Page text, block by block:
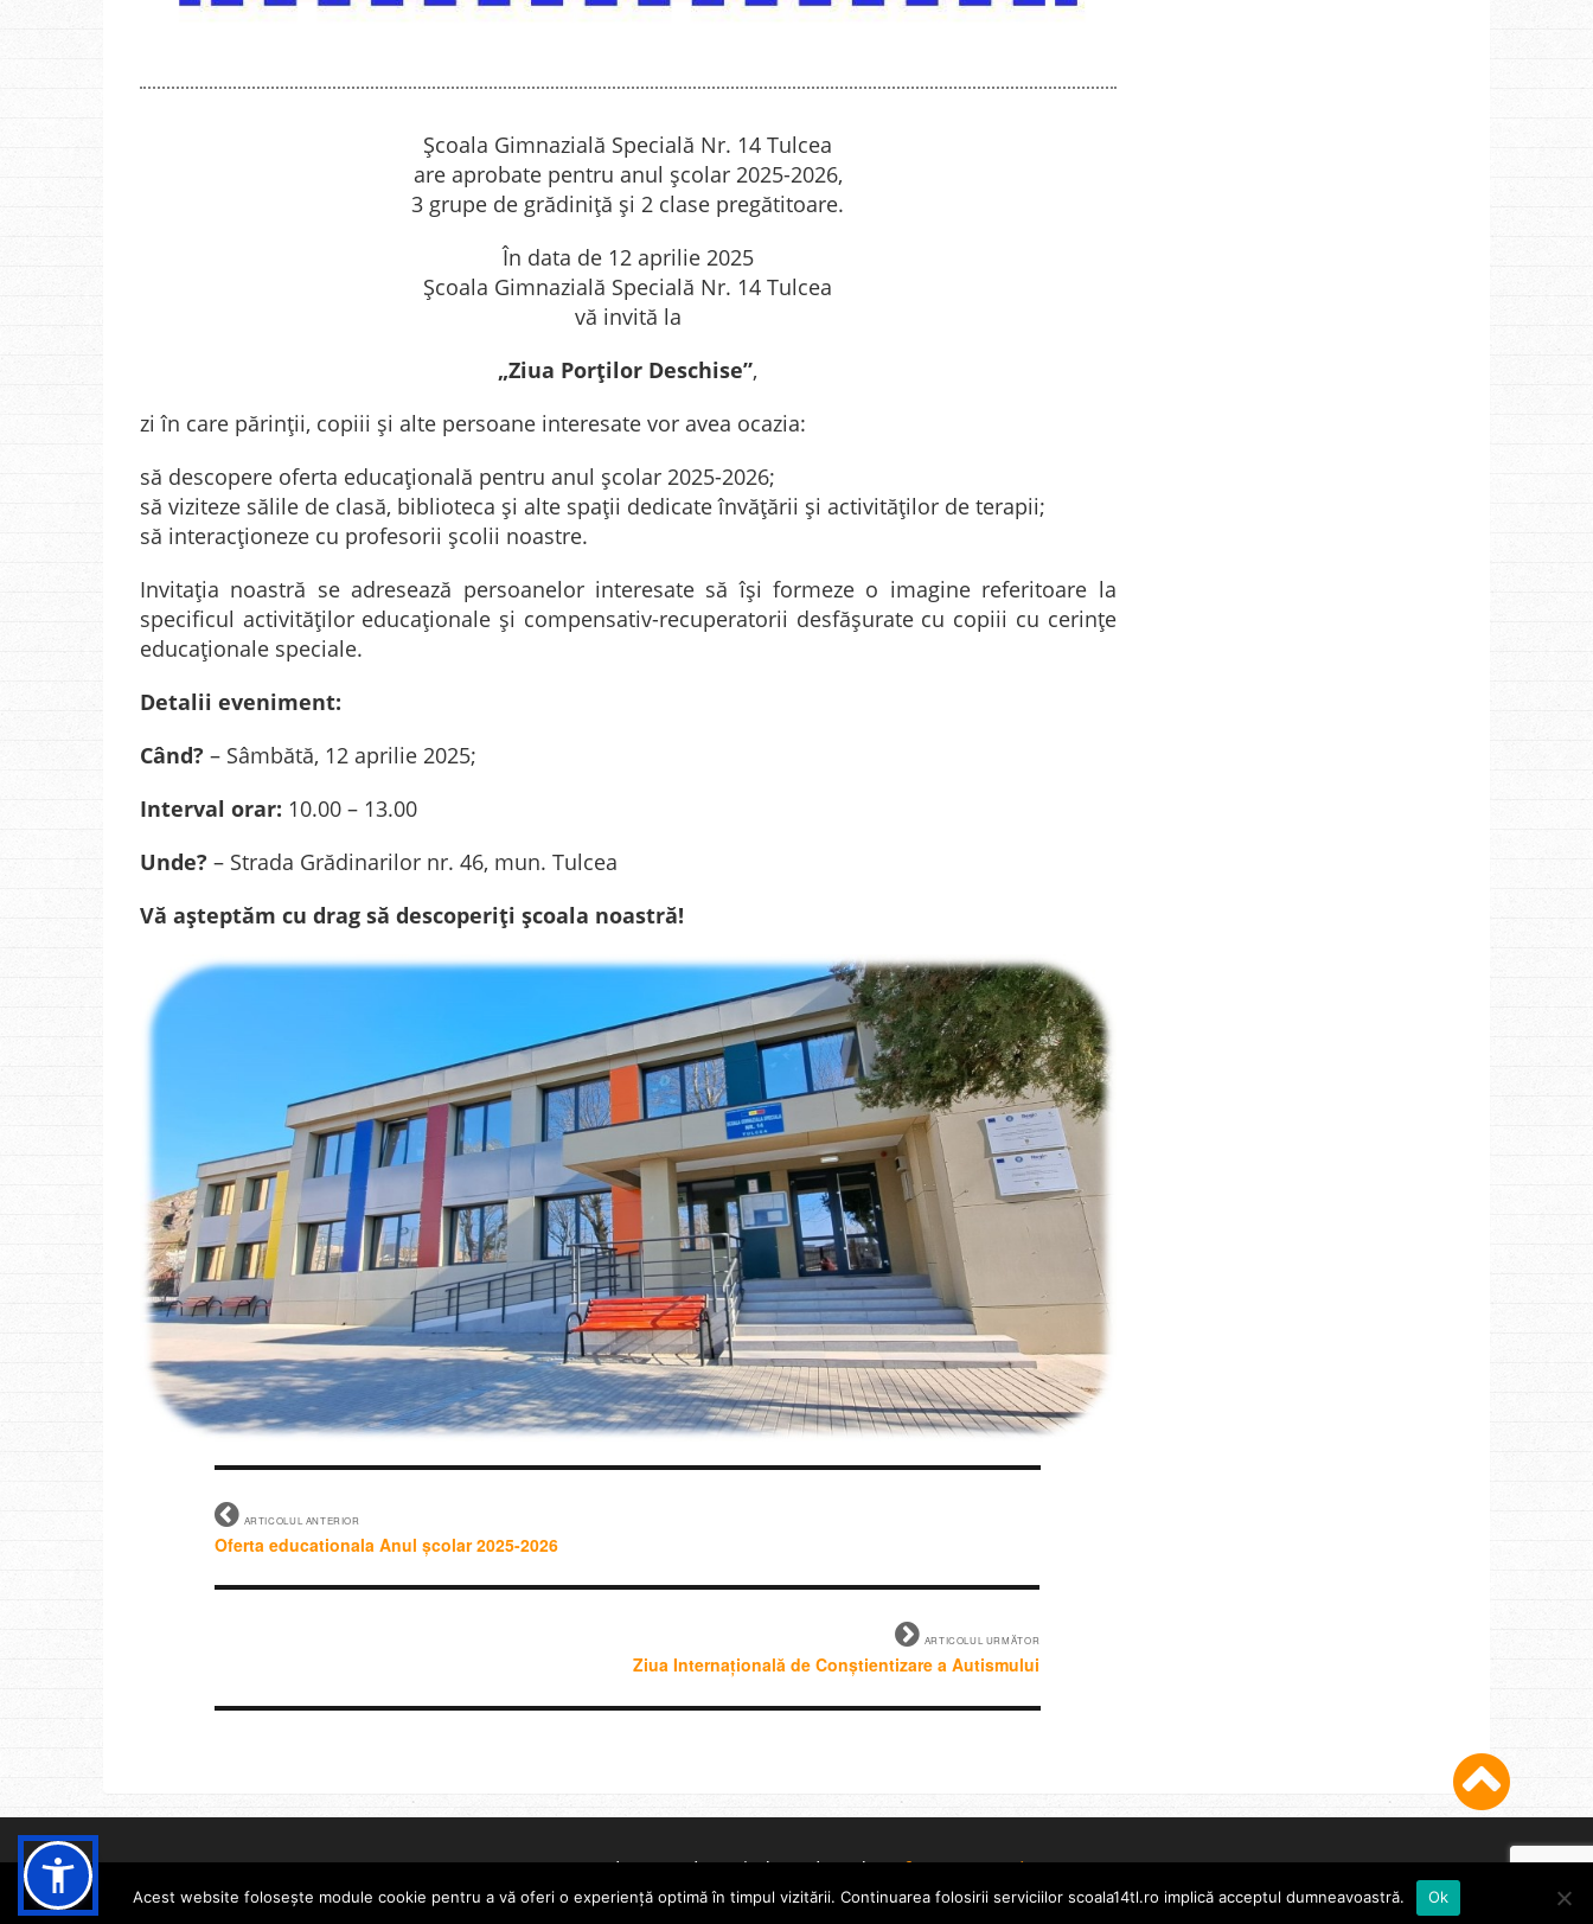
Școala Gimnazială Specială Nr. 14 Tulcea
are aprobate pentru anul școlar 2025-2026,
3 grupe de grădiniță și 2 clase pregătitoare.
În data de 12 aprilie 2025
Şcoala Gimnazială Specială Nr. 14 Tulcea
vă invită la
„Ziua Porților Deschise”,
zi în care părinții, copiii și alte persoane interesate vor avea ocazia:
să descopere oferta educațională pentru anul școlar 2025-2026;
să viziteze sălile de clasă, biblioteca și alte spații dedicate învățării și activităților de terapii;
să interacționeze cu profesorii școlii noastre.
Invitația noastră se adresează persoanelor interesate să își formeze o imagine referitoare la
specificul activităților educaționale și compensativ-recuperatorii desfășurate cu copiii cu cerințe
educaţionale speciale.
Detalii eveniment:
Când? – Sâmbătă, 12 aprilie 2025;
Interval orar: 10.00 – 13.00
Unde? – Strada Grădinarilor nr. 46, mun. Tulcea
Vă așteptăm cu drag să descoperiți școala noastră!
ARTICOLUL ANTERIOR
Oferta educationala Anul școlar 2025-2026
ARTICOLUL URMĂTOR
Ziua Internațională de Conștientizare a Autismului
© Școala 14 Tulcea | dezvoltat deInfoTrust-Design
Acest website folosește module cookie pentru a vă oferi o experiență optimă în timpul vizitării. Continuarea folosirii serviciilor scoala14tl.ro implică acceptul dumneavoastră. Ok